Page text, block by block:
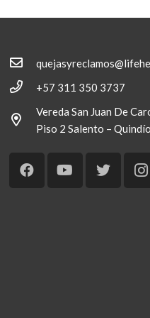
+57 311 350 3737
Vereda San Juan De
Piso 2 Salento – Quindío